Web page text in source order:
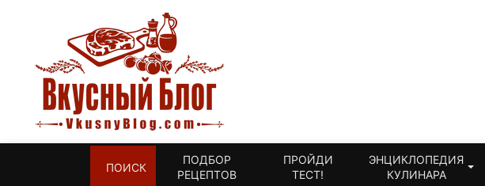
ПОИСК
ПОДБОР
РЕЦЕПТОВ
ПРОЙДИ
ТЕСТ!
ЭНЦИКЛОПЕДИЯ
КУЛИНАРА